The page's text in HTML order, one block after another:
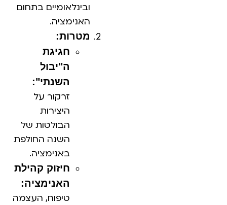
ובינלאומיים בתחום
האנימציה.
מטרות:
חגיגת
ה"יבול
השנתי":
זרקור על
היצירות
הבולטות של
השנה החולפת
באנימציה.
חיזוק קהילת
האנימציה:
טיפוח, העצמה